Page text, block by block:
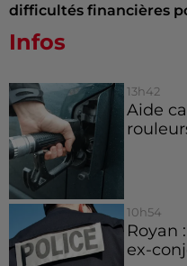
difficultés financières
Infos
13h42
Aide
10h54
Royan
ex-